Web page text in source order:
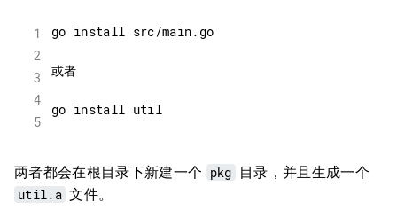
2
4
5
go install util
两者都会在根目录下新建一个 pkg
目录，并且生成一个
util.a 文件。